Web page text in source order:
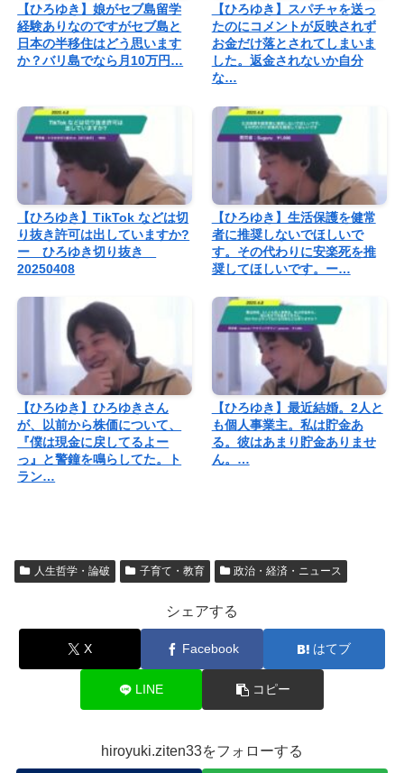
【ひろゆき】娘がセブ島留学
経験ありなのですがセブ島と
日本の半移住はどう思います
か？バリ島でなら月10万円…
【ひろゆき】スパチャを送っ
たのにコメントが反映されず
お金だけ落とされてしまいま
した。返金されないか自分
な…
【ひろゆき】TikTok などは切
り抜き許可は出していますか?
ー ひろゆき切り抜き
20250408
【ひろゆき】生活保護を健常
者に推奨しないでほしいで
す。その代わりに安楽死を推
奨してほしいです。ー…
【ひろゆき】ひろゆきさん
が、以前から株価について、
『僕は現金に戻してるよー
っ』と警鐘を鳴らしてた。ト
ラン…
【ひろゆき】最近結婚。2人と
も個人事業主。私は貯金あ
る。彼はあまり貯金ありませ
ん。…
人生哲学・論破 子育て・教育 政治・経済・ニュース
シェアする
X Facebook はてブ
LINE コピー
hiroyuki.ziten33をフォローする